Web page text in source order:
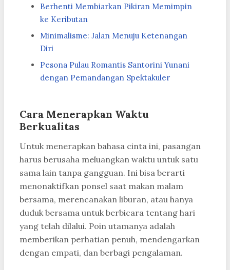
Berhenti Membiarkan Pikiran Memimpin
ke Keributan
Minimalisme: Jalan Menuju Ketenangan
Diri
Pesona Pulau Romantis Santorini Yunani
dengan Pemandangan Spektakuler
Cara Menerapkan Waktu
Berkualitas
Untuk menerapkan bahasa cinta ini, pasangan
harus berusaha meluangkan waktu untuk satu
sama lain tanpa gangguan. Ini bisa berarti
menonaktifkan ponsel saat makan malam
bersama, merencanakan liburan, atau hanya
duduk bersama untuk berbicara tentang hari
yang telah dilalui. Poin utamanya adalah
memberikan perhatian penuh, mendengarkan
dengan empati, dan berbagi pengalaman.